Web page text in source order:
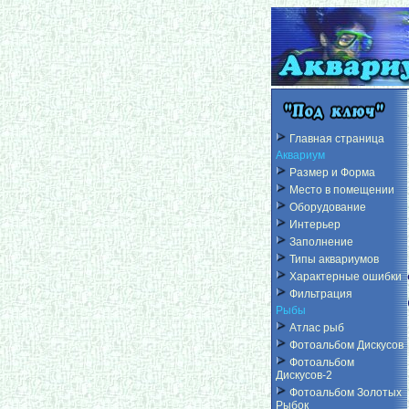
Главная страница
Аквариум
Размер и Форма
Место в помещении
Оборудование
Интерьер
Заполнение
Типы аквариумов
Характерные ошибки
Фильтрация
Рыбы
Атлас рыб
Фотоальбом Дискусов
Фотоальбом
Дискусов-2
Фотоальбом Золотых
Рыбок